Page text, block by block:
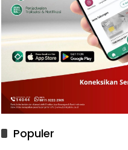
Populer